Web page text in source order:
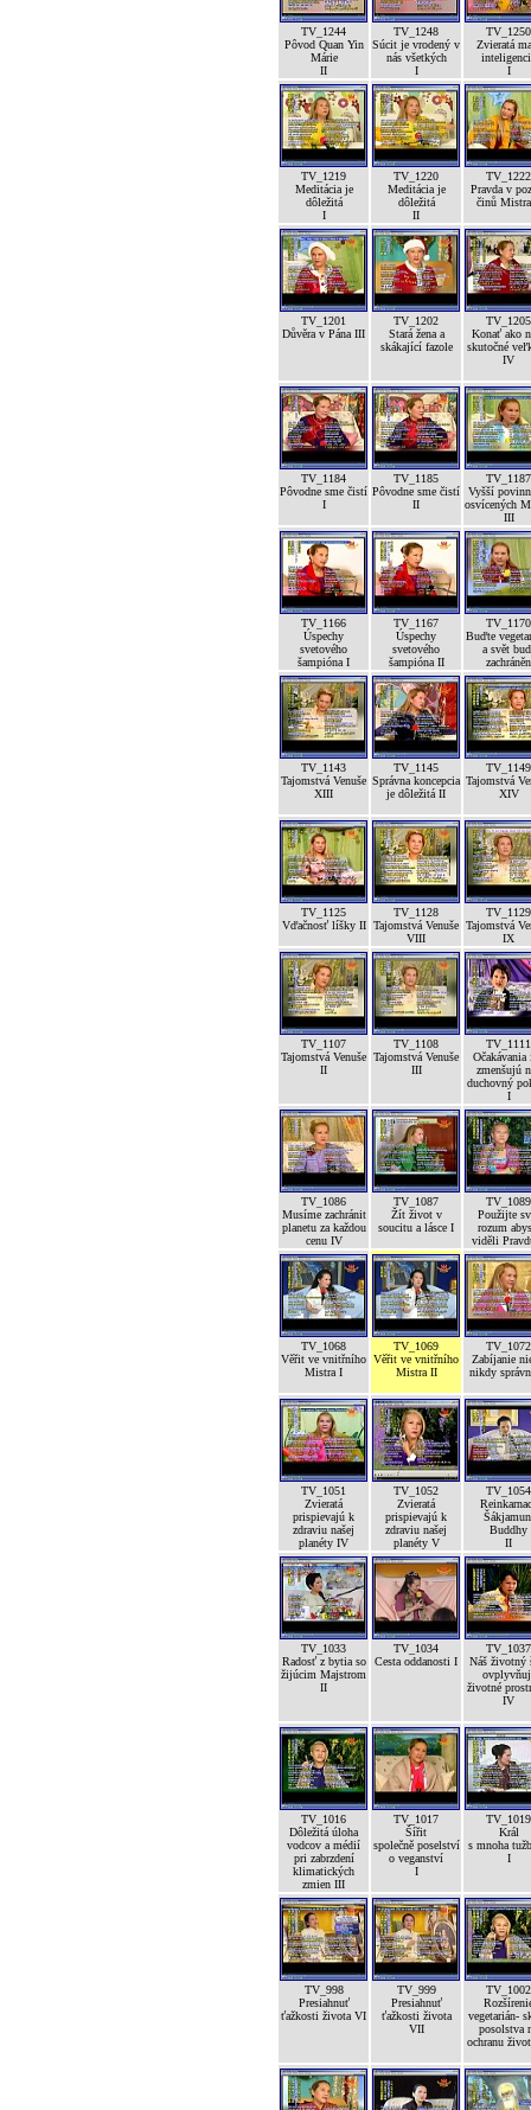
TV_1244
Pôvod Quan Yin
Márie
II
TV_1248
Súcit je vrodený v
nás všetkých
I
TV_1250
Zvieratá
I
TV_1219
Meditácia je
dôležitá
I
TV_1220
Meditácia je
dôležitá
II
TV_1222
Pravda v
činů
TV_1201
Důvěra v Pána III
TV_1202
Stará žena a
skákající fazole
TV_1205
Konať ako
skutočné
IV
TV_1184
Pôvodne sme čistí
I
TV_1185
Pôvodne sme čistí
II
TV_1187
Vyšší
osvícených
III
TV_1166
Úspechy
svetového
šampióna I
TV_1167
Úspechy
svetového
šampióna II
TV_1170
Buďte
a svět
zachráněn
TV_1143
Tajomstvá Venuše
XIII
TV_1145
Správna koncepcia
je dôležitá II
TV_1149
Tajomstvá
XIV
TV_1125
Vďačnosť líšky II
TV_1128
Tajomstvá Venuše
VIII
TV_1129
Tajomstvá
IX
TV_1107
Tajomstvá Venuše
II
TV_1108
Tajomstvá Venuše
III
TV_1111
Očakávania
zmenšujú
duchovný
I
TV_1086
Musíme zachránit
planetu za každou
cenu IV
TV_1087
Žít život v
soucitu a lásce I
TV_1089
Použijte
rozum
viděli
TV_1068
Věřit ve vnitřního
Mistra I
TV_1069
Věřit ve vnitřního
Mistra II
TV_1072
Zabíjanie
nikdy
TV_1051
Zvieratá
prispievajú k
zdraviu našej
planéty IV
TV_1052
Zvieratá
prispievajú k
zdraviu našej
planéty V
TV_1054
Buddhy
II
TV_1033
Radosť z bytia so
žijúcim Majstrom
II
TV_1034
Cesta oddanosti I
TV_1037
Náš životný
životné
IV
TV_1016
Dôležitá úloha
vodcov a médií
pri zabrzdení
klimatických
zmien III
TV_1017
Šířit
společně poselství
o veganství
I
TV_1019
Král
s mnoha
I
TV_998
Presiahnuť
ťažkosti života VI
TV_999
Presiahnuť
ťažkosti života
VII
TV_1002
vegetarián-
posolstva
ochranu